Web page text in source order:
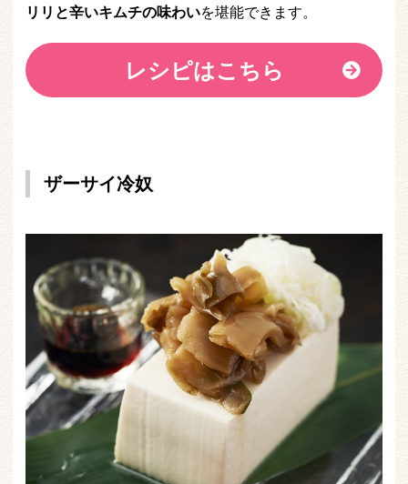
リリと辛いキムチの味わいを堪能できます。
レシピはこちら
ザーサイ冷奴